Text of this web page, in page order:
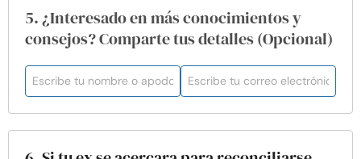
5. ¿Interesado en más conocimientos y
consejos? Comparte tus detalles (Opcional)